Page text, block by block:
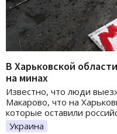
В Харьковской
на минах
Известно, что люди
Макарово, что на
которые оставили
Украина